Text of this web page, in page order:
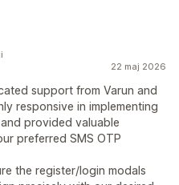
22 maj 2026
support from Varun and
responsive in implementing
provided valuable
preferred SMS OTP
the register/login modals